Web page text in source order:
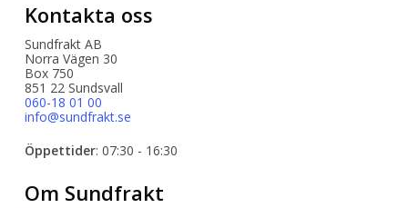
Kontakta oss
Sundfrakt AB
Norra Vägen 30
Box 750
851 22 Sundsvall
060-18 01 00
info@sundfrakt.se
Öppettider: 07:30 - 16:30
Om Sundfrakt